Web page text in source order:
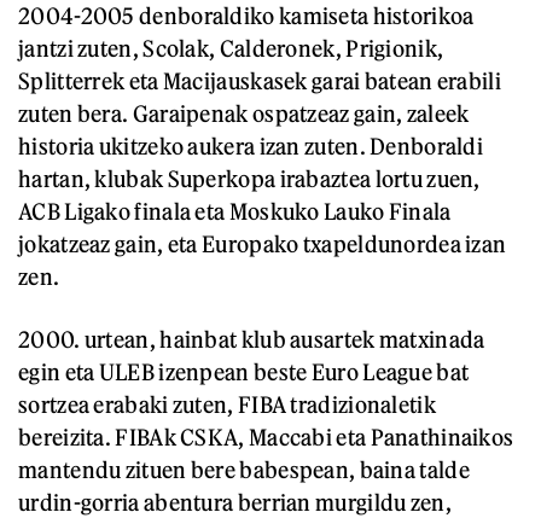
2004-2005 denboraldiko kamiseta historikoa
jantzi zuten, Scolak, Calderonek, Prigionik,
Splitterrek eta Macijauskasek garai batean erabili
zuten bera. Garaipenak ospatzeaz gain, zaleek
historia ukitzeko aukera izan zuten. Denboraldi
hartan, klubak Superkopa irabaztea lortu zuen,
ACB Ligako finala eta Moskuko Lauko Finala
jokatzeaz gain, eta Europako txapeldunordea izan
zen.
2000. urtean, hainbat klub ausartek matxinada
egin eta ULEB izenpean beste Euro League bat
sortzea erabaki zuten, FIBA tradizionaletik
bereizita. FIBAk CSKA, Maccabi eta Panathinaikos
mantendu zituen bere babespean, baina talde
urdin-gorria abentura berrian murgildu zen,